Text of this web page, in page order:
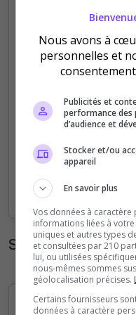
0
6
Sep Oct Nov Dec
Statistiques
Nous avons à
personnelles et
Publicités et
performance des
d’audience et
Stocker et/ou
appareil
En savoir plus
Vos données à
informations liées à
uniques et autres types
et consultées par 210
lui, ou utilisées
nous-mêmes sommes
géolocalisation précises.
Certains fournisseurs
données à caractère